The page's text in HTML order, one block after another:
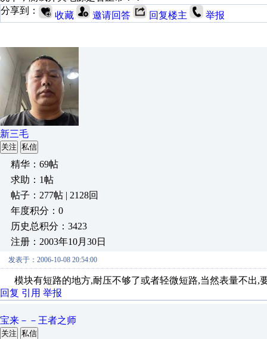
分享到：
收藏 邀请回答 回复楼主 举报
新三毛
关注 私信
精华：69帖
求助：1帖
帖子：277帖 | 2128回
年度积分：0
历史总积分：3423
注册：2003年10月30日
发表于：2006-10-08 20:54:00
模块有短路的地方,耐压不够了或者轻微短路,当然表量不出,
回复 引用 举报
宝来－－王者之师
关注 私信